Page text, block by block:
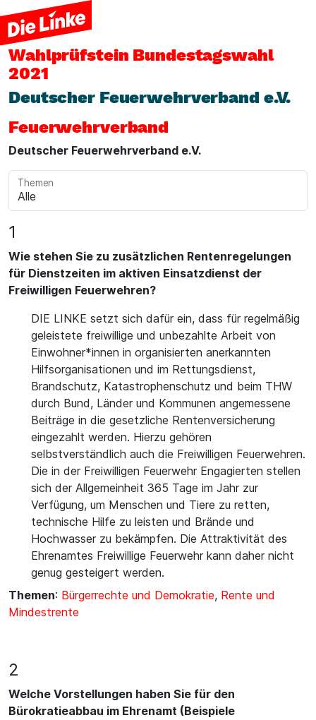
Wahlprüfstein Bundestagswahl
2021
Deutscher Feuerwehrverband e.V.
Feuerwehrverband
Deutscher Feuerwehrverband e.V.
Themen
1
Wie stehen Sie zu zusätzlichen Rentenregelungen
für Dienstzeiten im aktiven Einsatzdienst der
Freiwilligen Feuerwehren?
DIE LINKE setzt sich dafür ein, dass für regelmäßig
geleistete freiwillige und unbezahlte Arbeit von
Einwohner*innen in organisierten anerkannten
Hilfsorganisationen und im Rettungsdienst,
Brandschutz, Katastrophenschutz und beim THW
durch Bund, Länder und Kommunen angemessene
Beiträge in die gesetzliche Rentenversicherung
eingezahlt werden. Hierzu gehören
selbstverständlich auch die Freiwilligen Feuerwehren.
Die in der Freiwilligen Feuerwehr Engagierten stellen
sich der Allgemeinheit 365 Tage im Jahr zur
Verfügung, um Menschen und Tiere zu retten,
technische Hilfe zu leisten und Brände und
Hochwasser zu bekämpfen. Die Attraktivität des
Ehrenamtes Freiwillige Feuerwehr kann daher nicht
genug gesteigert werden.
Themen: Bürgerrechte und Demokratie, Rente und
Mindestrente
2
Welche Vorstellungen haben Sie für den
Bürokratieabbau im Ehrenamt (Beispiele